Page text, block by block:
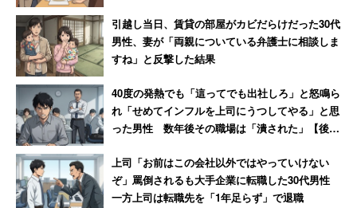
引越し当日、賃貸の部屋がカビだらけだった30代
男性、妻が「両親についている弁護士に相談しま
すね」と反撃した結果
40度の発熱でも「這ってでも出社しろ」と怒鳴ら
れ「せめてインフルを上司にうつしてやる」と思
った男性 数年後その職場は「潰された」【後
上司「お前はこの会社以外ではやっていけない
ぞ」罵倒されるも大手企業に転職した30代男性
一方上司は転職先を「1年足らず」で退職